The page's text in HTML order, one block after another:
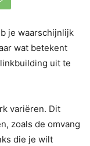
je waarschijnlijk
wat betekent
uit te
variëren. Dit
zoals de omvang
die je wilt